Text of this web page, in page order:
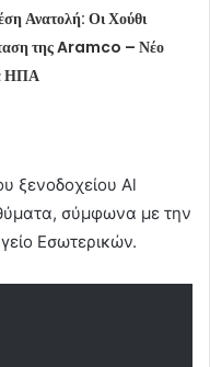
Ανατολή: Οι Χούθι
της Aramco – Νέο
ΗΠΑ
ξενοδοχείου Al
σύμφωνα με την
Εσωτερικών.